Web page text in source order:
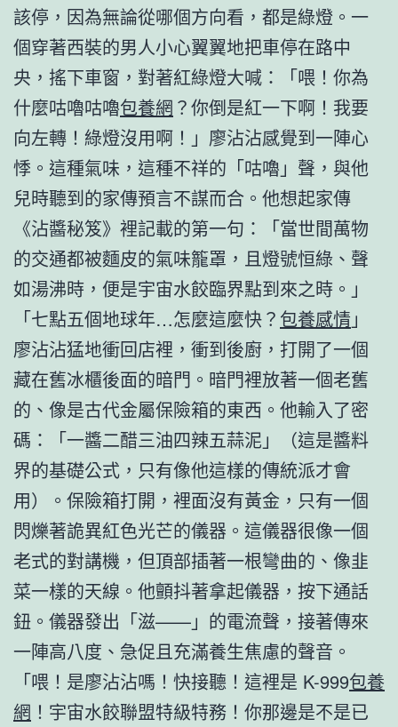
該停，因為無論從哪個方向看，都是綠燈。一
個穿著西裝的男人小心翼翼地把車停在路中
央，搖下車窗，對著紅綠燈大喊：「喂！你為
什麼咕嚕咕嚕包養網 ？你倒是紅一下啊！我要
向左轉！綠燈沒用啊！」廖沾沾感覺到一陣心
悸。這種氣味，這種不祥的「咕嚕」聲，與他
兒時聽到的家傳預言不謀而合。他想起家傳
《沾醬秘笈》裡記載的第一句：「當世間萬物
的交通都被麵皮的氣味籠罩，且燈號恒綠、聲
如湯沸時，便是宇宙水餃臨界點到來之時。」
「七點五個地球年…怎麼這麼快？ 包養感情 」
廖沾沾猛地衝回店裡，衝到後廚，打開了一個
藏在舊冰櫃後面的暗門。暗門裡放著一個老舊
的、像是古代金屬保險箱的東西。他輸入了密
碼：「一醬二醋三油四辣五蒜泥」（這是醬料
界的基礎公式，只有像他這樣的傳統派才會
用）。保險箱打開，裡面沒有黃金，只有一個
閃爍著詭異紅色光芒的儀器。這儀器很像一個
老式的對講機，但頂部插著一根彎曲的、像韭
菜一樣的天線。他顫抖著拿起儀器，按下通話
鈕。儀器發出「滋——」的電流聲，接著傳來
一陣高八度、急促且充滿養生焦慮的聲音。
「喂！是廖沾沾嗎！快接聽！這裡是 K-999包養
網 ！宇宙水餃聯盟特級特務！你那邊是不是已